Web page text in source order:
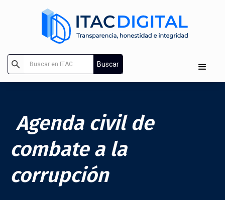
Agenda civil de
combate a la
corrupción